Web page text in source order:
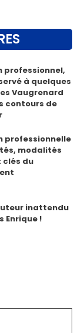
professionnel,
à quelques
Vaugrenard
contours de
professionnelle
modalités
clés du
inattendu
Enrique !